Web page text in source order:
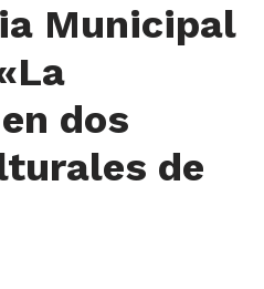
Municipal
dos
de